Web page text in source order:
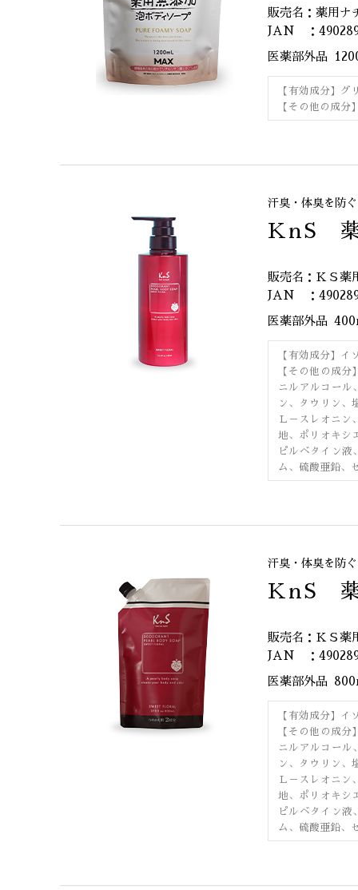
販売名：薬用ナ
JAN ：
医薬部外品
【有効成分】グ
【その他の成分
汗臭・体臭を防
KnS 薬
販売名：ＫＳ薬
JAN ：
医薬部外品
【有効成分】イ
【その他の成
ニルアルコール
ン、タウリン、
Ｌ－スレオニ
地、ポリオキシ
ピルベタイン
ム、硫酸亜鉛、
汗臭・体臭を防
KnS 薬
販売名：ＫＳ薬
JAN ：
医薬部外品
【有効成分】イ
【その他の成
ニルアルコール
ン、タウリン、
Ｌ－スレオニ
地、ポリオキシ
ピルベタイン
ム、硫酸亜鉛、